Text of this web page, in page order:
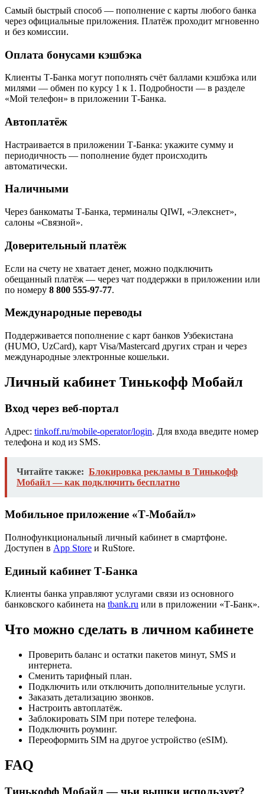
Самый быстрый способ — пополнение с карты любого банка
через официальные приложения. Платёж проходит мгновенно
и без комиссии.
Оплата бонусами кэшбэка
Клиенты Т-Банка могут пополнять счёт баллами кэшбэка или
милями — обмен по курсу 1 к 1. Подробности — в разделе
«Мой телефон» в приложении Т-Банка.
Автоплатёж
Настраивается в приложении Т-Банка: укажите сумму и
периодичность — пополнение будет происходить
автоматически.
Наличными
Через банкоматы Т-Банка, терминалы QIWI, «Элекснет»,
салоны «Связной».
Доверительный платёж
Если на счету не хватает денег, можно подключить
обещанный платёж — через чат поддержки в приложении или
по номеру 8 800 555-97-77.
Международные переводы
Поддерживается пополнение с карт банков Узбекистана
(HUMO, UzCard), карт Visa/Mastercard других стран и через
международные электронные кошельки.
Личный кабинет Тинькофф Мобайл
Вход через веб-портал
Адрес: tinkoff.ru/mobile-operator/login. Для входа введите номер
телефона и код из SMS.
Читайте также: Блокировка рекламы в Тинькофф
Мобайл — как подключить бесплатно
Мобильное приложение «Т-Мобайл»
Полнофункциональный личный кабинет в смартфоне.
Доступен в App Store и RuStore.
Единый кабинет Т-Банка
Клиенты банка управляют услугами связи из основного
банковского кабинета на tbank.ru или в приложении «Т-Банк».
Что можно сделать в личном кабинете
Проверить баланс и остатки пакетов минут, SMS и
интернета.
Сменить тарифный план.
Подключить или отключить дополнительные услуги.
Заказать детализацию звонков.
Настроить автоплатёж.
Заблокировать SIM при потере телефона.
Подключить роуминг.
Переоформить SIM на другое устройство (eSIM).
FAQ
Тинькофф Мобайл — чьи вышки использует?